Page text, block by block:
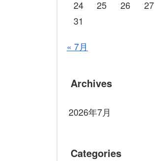
24
25 26 27
31
« 7月
Archives
2026年7月
Categories